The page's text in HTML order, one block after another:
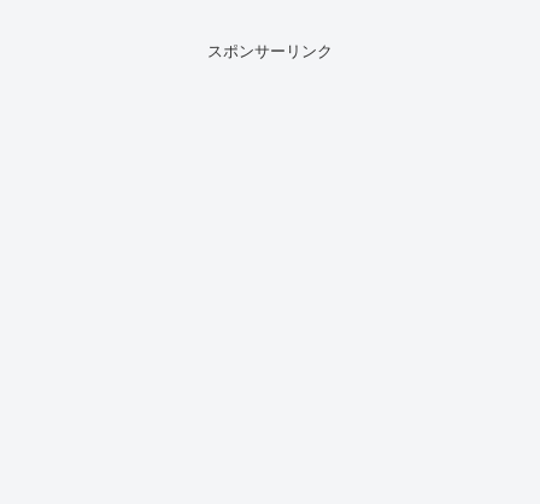
スポンサーリンク